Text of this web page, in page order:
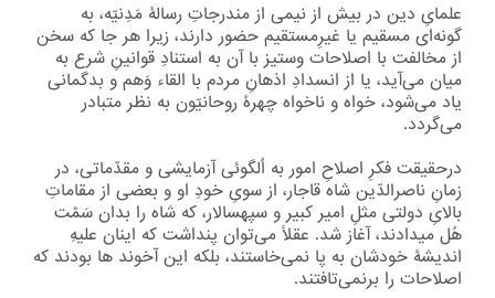
علمایِ دین در بیش از نیمی‌ از مندرجاتِ رسالۀ مَدِنیّه، به
گونه‌ای مسقیم یا غیرِمستقیم حضور دارند، زیرا هر جا که سخن
از مخالفت با اصلاحات وستیز با آن به استنادِ قوانینِ شرع به
میان می‌آید، یا از انسدادِ اذهانِ مردم با القاء وَهم و بدگمانی
یاد می‌شود، خواه و ناخواه چهرۀ روحانیّون به نظر متبادر
می‌گردد.
درحقیقت فکرِ اصلاحِ امور به اُلگوئی آزمایشی و مقدّماتی، در
زمانِ ناصرالدّین شاه قاجار، از سویِ خودِ او و بعضی از مقاماتِ
بالایِ دولتی مثلِ امیر کبیر و سپهسالار، که شاه را بدان سَمْت
هُل میدادند، آغاز شد. عقلاً می‌توان پنداشت که اینان علیهِ
اندیشۀ خودشان به پا نمی‌خاستند، بلکه این آخوند ها بودند که
اصلاحات را برنمی‌تافتند.